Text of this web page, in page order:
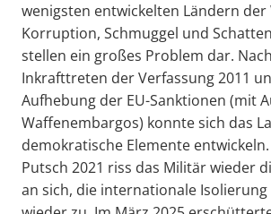
wenigsten entwickelten Ländern der
Korruption, Schmuggel und
stellen ein großes Problem dar.
Inkrafttreten der Verfassung 2011
Aufhebung der EU-Sanktionen (mit
Waffenembargos) konnte sich das
demokratische Elemente
Putsch 2021 riss das Militär wieder
an sich, die internationale